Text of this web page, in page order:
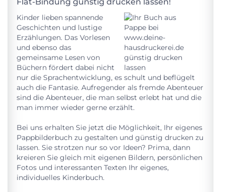
Kinder lieben spannende
Geschichten und lustige
Erzählungen. Das Vorlesen
und ebenso das
gemeinsame Lesen von
Büchern fördert dabei nicht
nur die Sprachentwicklung, es schult und beflügelt
auch die Fantasie. Aufregender als fremde Abenteuer
sind die Abenteuer, die man selbst erlebt hat und die
man immer wieder gerne erzählt.
Bei uns erhalten Sie jetzt die Möglichkeit, Ihr eigenes
Pappbilderbuch zu gestalten und günstig drucken zu
lassen. Sie strotzen nur so vor Ideen? Prima, dann
kreieren Sie gleich mit eigenen Bildern, persönlichen
Fotos und interessanten Texten Ihr eigenes,
individuelles Kinderbuch.